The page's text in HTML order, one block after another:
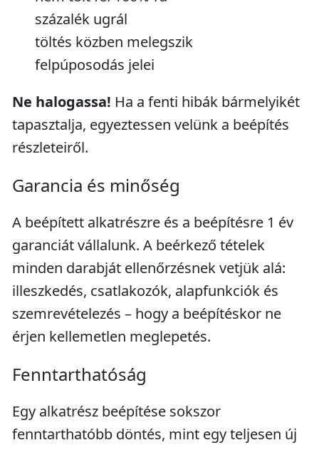
százalék ugrál
töltés közben melegszik
felpúposodás jelei
Ne halogassa! Ha a fenti hibák bármelyikét
tapasztalja, egyeztessen velünk a beépítés
részleteiről.
Garancia és minőség
A beépített alkatrészre és a beépítésre 1 év
garanciát vállalunk. A beérkező tételek
minden darabját ellenőrzésnek vetjük alá:
illeszkedés, csatlakozók, alapfunkciók és
szemrevételezés – hogy a beépítéskor ne
érjen kellemetlen meglepetés.
Fenntarthatóság
Egy alkatrész beépítése sokszor
fenntarthatóbb döntés, mint egy teljesen új